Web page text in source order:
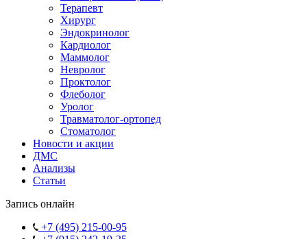
Терапевт
Хирург
Эндокринолог
Кардиолог
Маммолог
Невролог
Проктолог
Флеболог
Уролог
Травматолог-ортопед
Стоматолог
Новости и акции
ДМС
Анализы
Статьи
Запись онлайн
+7 (495) 215-00-95